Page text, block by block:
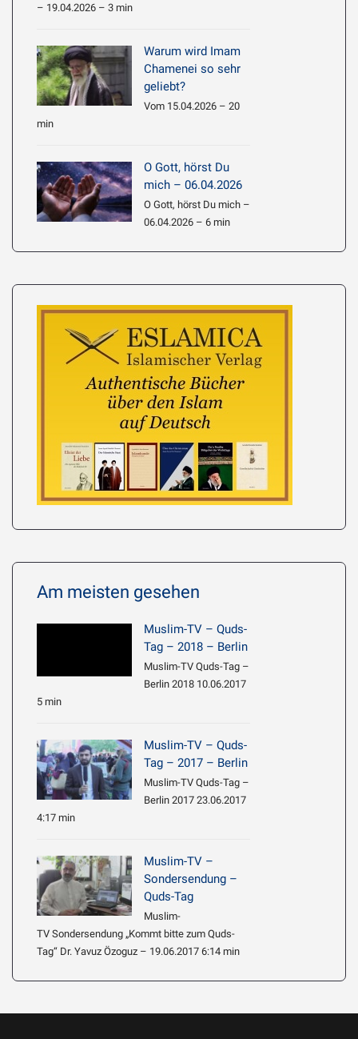
– 19.04.2026 – 3 min
Warum wird Imam
Chamenei so sehr
geliebt?
Vom 15.04.2026 – 20
min
O Gott, hörst Du
mich – 06.04.2026
O Gott, hörst Du mich –
06.04.2026 – 6 min
Am meisten gesehen
Muslim-TV – Quds-
Tag – 2018 – Berlin
Muslim-TV Quds-Tag –
Berlin 2018 10.06.2017
5 min
Muslim-TV – Quds-
Tag – 2017 – Berlin
Muslim-TV Quds-Tag –
Berlin 2017 23.06.2017
4:17 min
Muslim-TV –
Sondersendung –
Quds-Tag
Muslim-
TV Sondersendung „Kommt bitte zum Quds-
Tag“ Dr. Yavuz Özoguz – 19.06.2017 6:14 min